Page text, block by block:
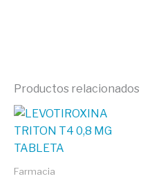
Productos relacionados
Farmacia